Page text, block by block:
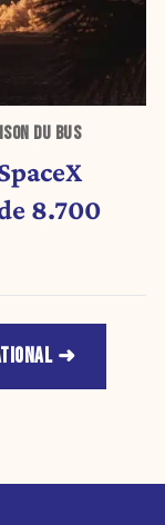
DU BUS
8.700